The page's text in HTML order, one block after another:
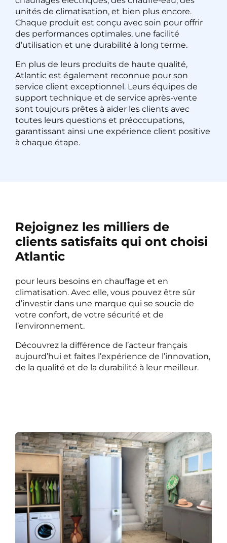
unités de climatisation, et bien plus encore.
Chaque produit est conçu avec soin pour offrir
des performances optimales, une facilité
d’utilisation et une durabilité à long terme.
En plus de leurs produits de haute qualité,
Atlantic est également reconnue pour son
service client exceptionnel. Leurs équipes de
support technique et de service après-vente
sont toujours prêtes à aider les clients avec
toutes leurs questions et préoccupations,
garantissant ainsi une expérience client positive
à chaque étape.
Rejoignez les milliers de
clients satisfaits qui ont choisi
Atlantic
pour leurs besoins en chauffage et en
climatisation. Avec elle, vous pouvez être sûr
d’investir dans une marque qui se soucie de
votre confort, de votre sécurité et de
l’environnement.
Découvrez la différence de l’acteur français
aujourd’hui et faites l’expérience de l’innovation,
de la qualité et de la durabilité à leur meilleur.